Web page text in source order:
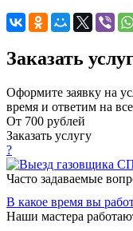
Заказать
Оформите заявку на
время и ответим на
От 700 рублей
Заказать услугу
?
Часто задаваемые
В какое время вы
Наши мастера